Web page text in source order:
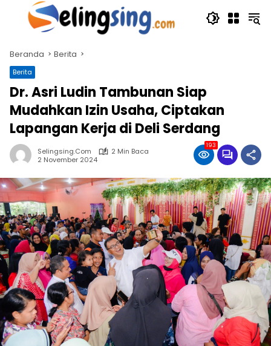
Langsung
Beranda Berita
Berita
Dr. Asri Ludin Tambunan Siap
Mudahkan Izin Usaha, Ciptakan
Lapangan Kerja di Deli Serdang
Selingsing.com
2 Min Baca
2 November 2024
193